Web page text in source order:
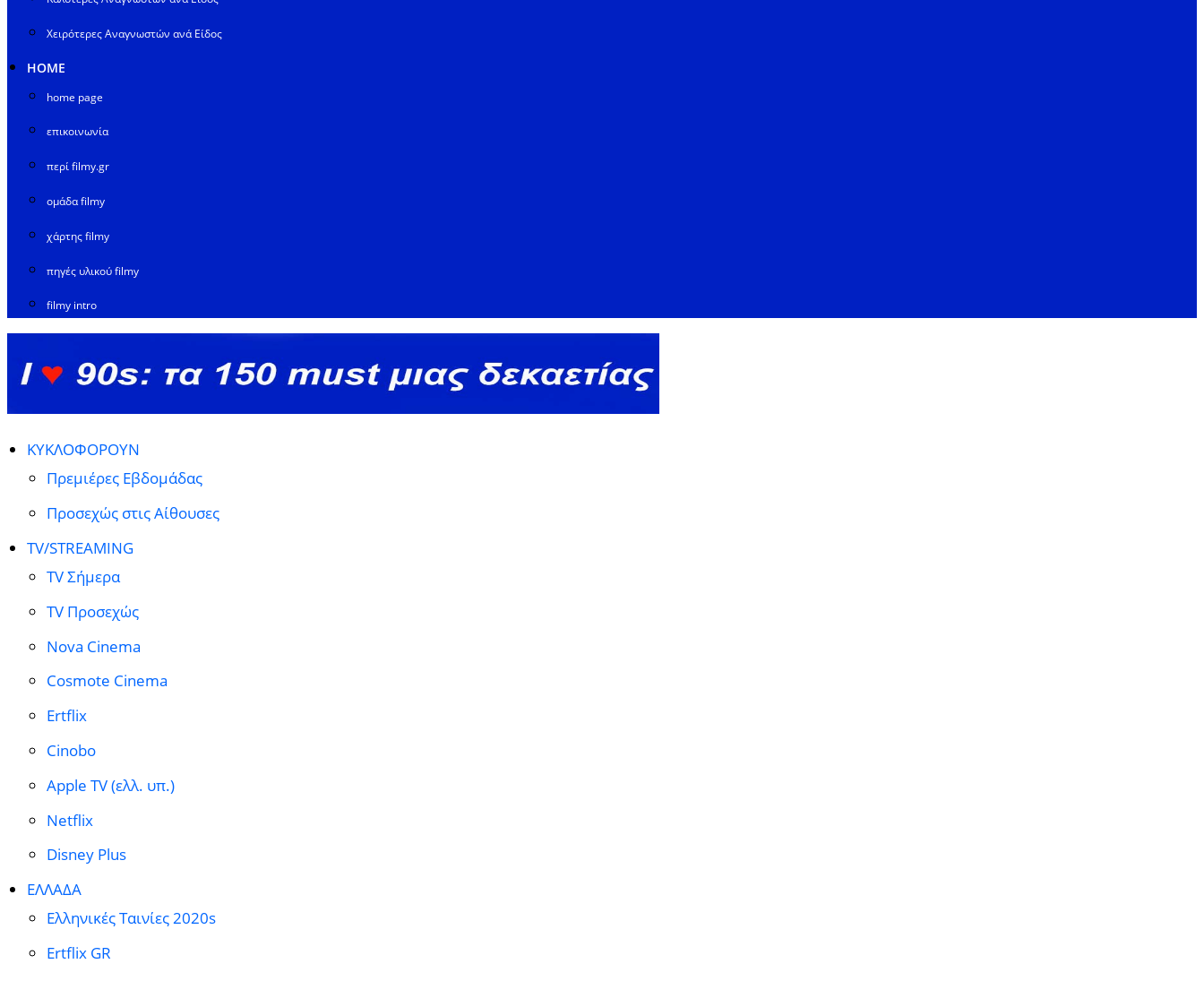
Χειρότερες Αναγνωστών ανά Είδος
HOME
home page
επικοινωνία
περί filmy.gr
ομάδα filmy
χάρτης filmy
πηγές υλικού filmy
filmy intro
ΚΥΚΛΟΦΟΡΟΥΝ
Πρεμιέρες Εβδομάδας
Προσεχώς στις Αίθουσες
TV/STREAMING
TV Σήμερα
TV Προσεχώς
Nova Cinema
Cosmote Cinema
Ertflix
Cinobo
Apple TV (ελλ. υπ.)
Netflix
Disney Plus
ΕΛΛΑΔΑ
Ελληνικές Ταινίες 2020s
Ertflix GR